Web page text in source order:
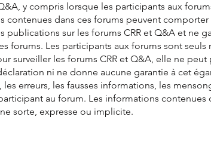
y compris lorsque les participants aux
contenues dans ces forums peuvent
publications sur les forums CRR et Q&A et ne
forums. Les participants aux forums sont
surveiller les forums CRR et Q&A, elle ne
ni ne donne aucune garantie à cet
les erreurs, les fausses informations, les
au forum. Les informations contenues
sorte, expresse ou implicite.